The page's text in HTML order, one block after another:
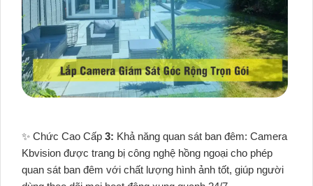
✨ Chức Cao Cấp 3: Khả năng quan sát ban đêm: Camera
Kbvision được trang bị công nghệ hồng ngoại cho phép
quan sát ban đêm với chất lượng hình ảnh tốt, giúp người